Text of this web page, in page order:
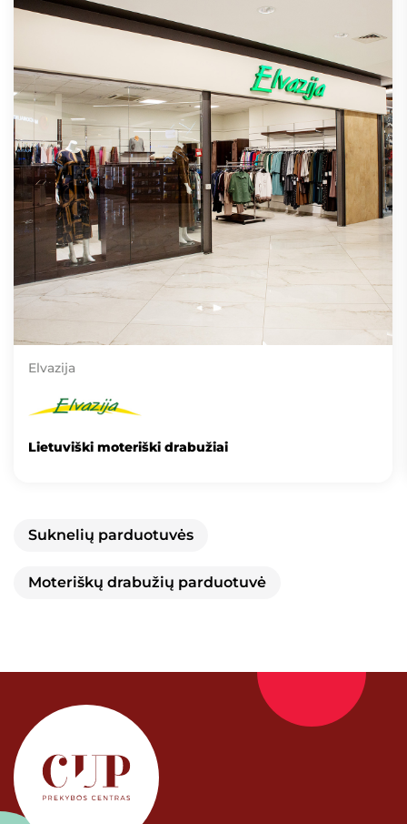
Elvazija
Lietuviški moteriški drabužiai
Suknelių parduotuvės
Moteriškų drabužių parduotuvė